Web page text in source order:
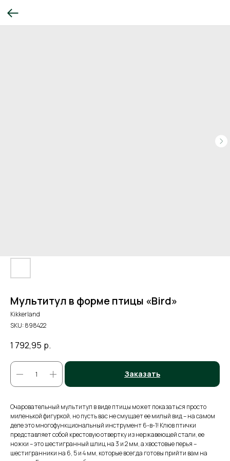
Мультитул в форме птицы «Bird»
Kikkerland
SKU:898422
1 792,95 р.
Заказать
Очаровательный мультитул в виде птицы может показаться просто
миленькой фигуркой, но пусть вас не смущает ее милый вид – на самом
деле это многофункциональный инструмент 6-в-1! Клюв птички
представляет собой крестовую отвертку из нержавеющей стали, ее
ножки – это шестигранный шлиц на 3 и 2 мм, а хвостовые перья –
шестигранники на 6, 5 и 4 мм, которые всегда готовы прийти вам на